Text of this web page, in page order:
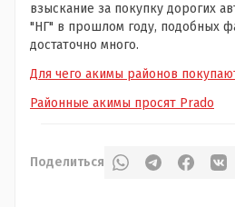
взыскание за покупку дорогих
"НГ" в прошлом году, подобных
достаточно много.
Для чего акимы районов
Районные акимы просят Prado
Поделиться